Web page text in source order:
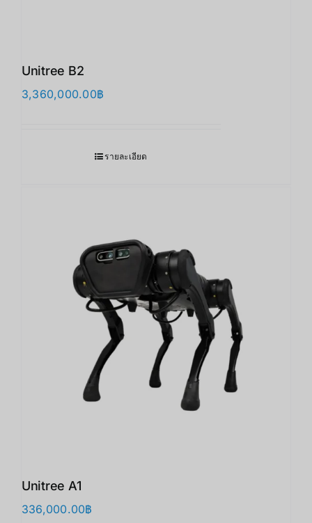
Unitree B2
3,360,000.00฿
รายละเอียด
Unitree A1
336,000.00฿